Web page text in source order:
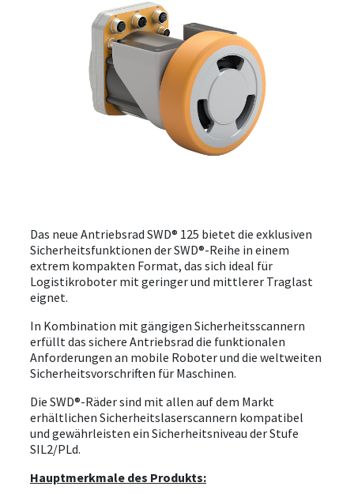
DOWNLOAD
ANMELDEN
KONTAKT
Das neue Antriebsrad SWD® 125 bietet die exklusiven
Sicherheitsfunktionen der SWD®-Reihe in einem
extrem kompakten Format, das sich ideal für
Logistikroboter mit geringer und mittlerer Traglast
eignet.
In Kombination mit gängigen Sicherheitsscannern
erfüllt das sichere Antriebsrad die funktionalen
Anforderungen an mobile Roboter und die weltweiten
Sicherheitsvorschriften für Maschinen.
Die SWD®-Räder sind mit allen auf dem Markt
erhältlichen Sicherheitslaserscannern kompatibel
und gewährleisten ein Sicherheitsniveau der Stufe
SIL2/PLd.
Hauptmerkmale des Produkts: